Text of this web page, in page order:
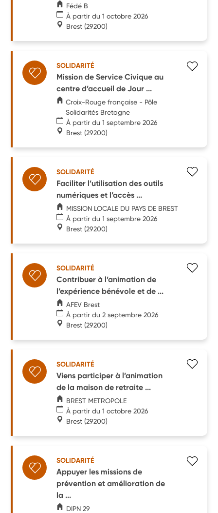
Fédé B
À partir du 1 octobre 2026
Brest (29200)
SOLIDARITÉ
Mission de Service Civique au
centre d’accueil de Jour ...
Croix-Rouge française - Pôle
Solidarités Bretagne
À partir du 1 septembre 2026
Brest (29200)
SOLIDARITÉ
Faciliter l’utilisation des outils
numériques et l’accès ...
MISSION LOCALE DU PAYS DE BREST
À partir du 1 septembre 2026
Brest (29200)
SOLIDARITÉ
Contribuer à l’animation de
l’expérience bénévole et de ...
AFEV Brest
À partir du 2 septembre 2026
Brest (29200)
SOLIDARITÉ
Viens participer à l’animation
de la maison de retraite ...
BREST METROPOLE
À partir du 1 octobre 2026
Brest (29200)
SOLIDARITÉ
Appuyer les missions de
prévention et amélioration de
la ...
DIPN 29